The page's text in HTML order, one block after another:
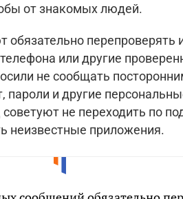
от знакомых людей.
обязательно
или другие
не сообщать
пароли и другие
не переходить по
неизвестные приложения.